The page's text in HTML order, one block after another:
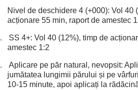
Nivel de deschidere 4 (+000): Vol 40
acționare 55 min, raport de amestec
SS 4+: Vol 40 (12%), timp de
amestec 1:2
Aplicare pe păr natural, nevopsit:
jumătatea lungimii părului și pe
10-15 minute, apoi aplicați la